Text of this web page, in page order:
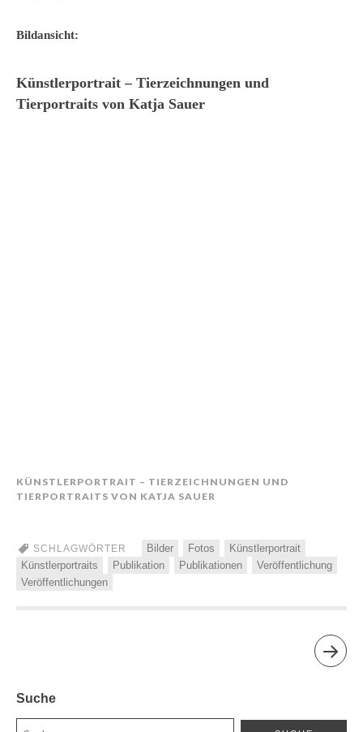
Bildansicht:
Künstlerportrait – Tierzeichnungen und
Tierportraits von Katja Sauer
KÜNSTLERPORTRAIT – TIERZEICHNUNGEN UND
TIERPORTRAITS VON KATJA SAUER
SCHLAGWÖRTER Bilder Fotos
Künstlerportrait
Künstlerportraits
Publikation Publikationen
Veröffentlichung
Veröffentlichungen
Suche